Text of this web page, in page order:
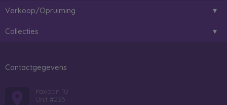
Verkoop/Opruiming
Collecties
Contactgegevens
Paxlaan 10
Unit #235